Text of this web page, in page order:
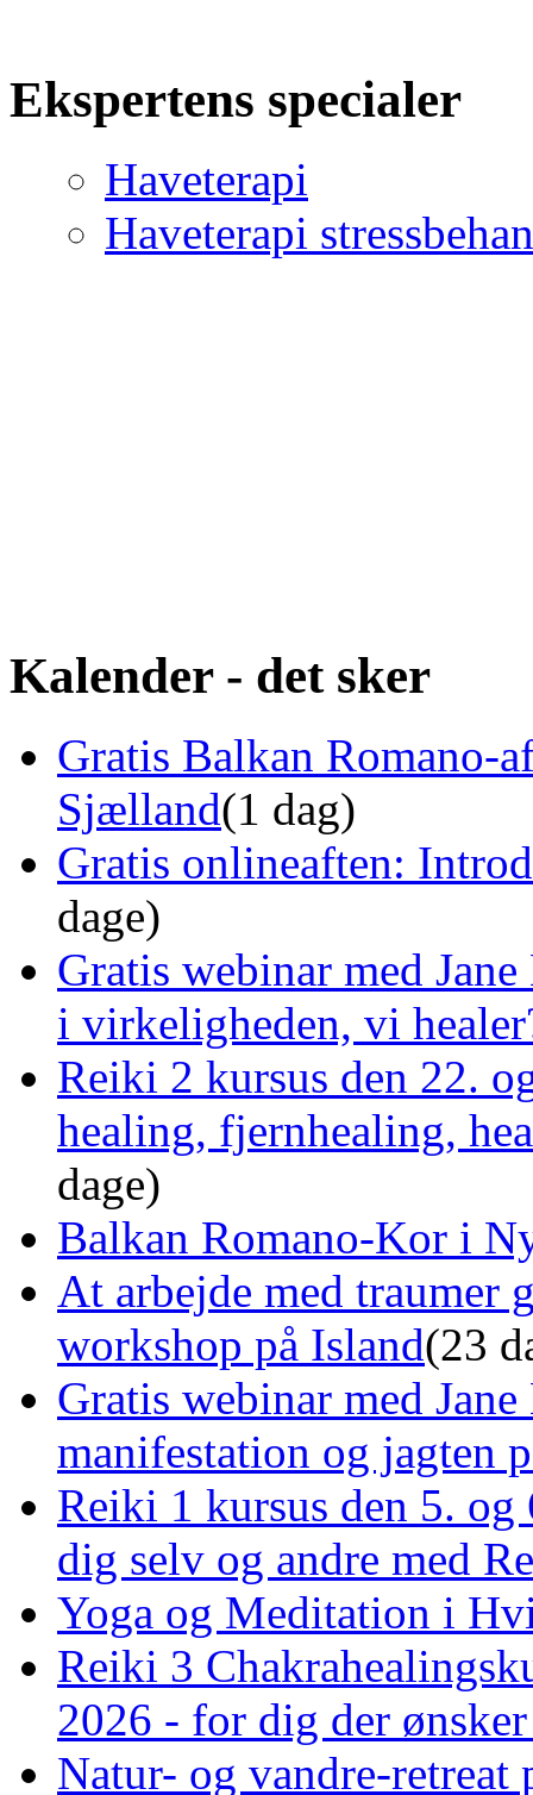
Ekspertens specialer
Haveterapi
Haveterapi
Kalender - det sker
Gratis Balkan Romano-
Sjælland(1 dag)
Gratis onlineaften:
dage)
Gratis webinar med
i virkeligheden, vi
Reiki 2 kursus den 22.
healing, fjernhealing,
dage)
Balkan Romano-Kor i
At arbejde med traumer
workshop på Island(23
Gratis webinar med
manifestation og jagten
Reiki 1 kursus den 5.
dig selv og andre med
Yoga og Meditation i
Reiki 3
2026 - for dig der
Natur- og vandre-retreat